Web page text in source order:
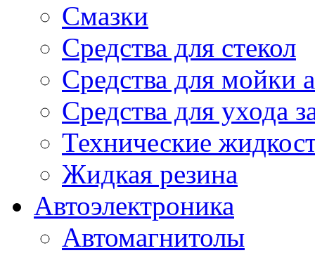
Смазки
Средства для стекол
Средства для мойки
Средства для ухода
Технические
Жидкая резина
Автоэлектроника
Автомагнитолы